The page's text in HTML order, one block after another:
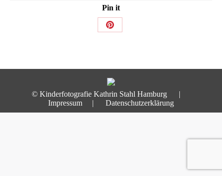
Pin it
Share
© Kinderfotografie Kathrin Stahl Hamburg |
Impressum | Datenschutzerklärung